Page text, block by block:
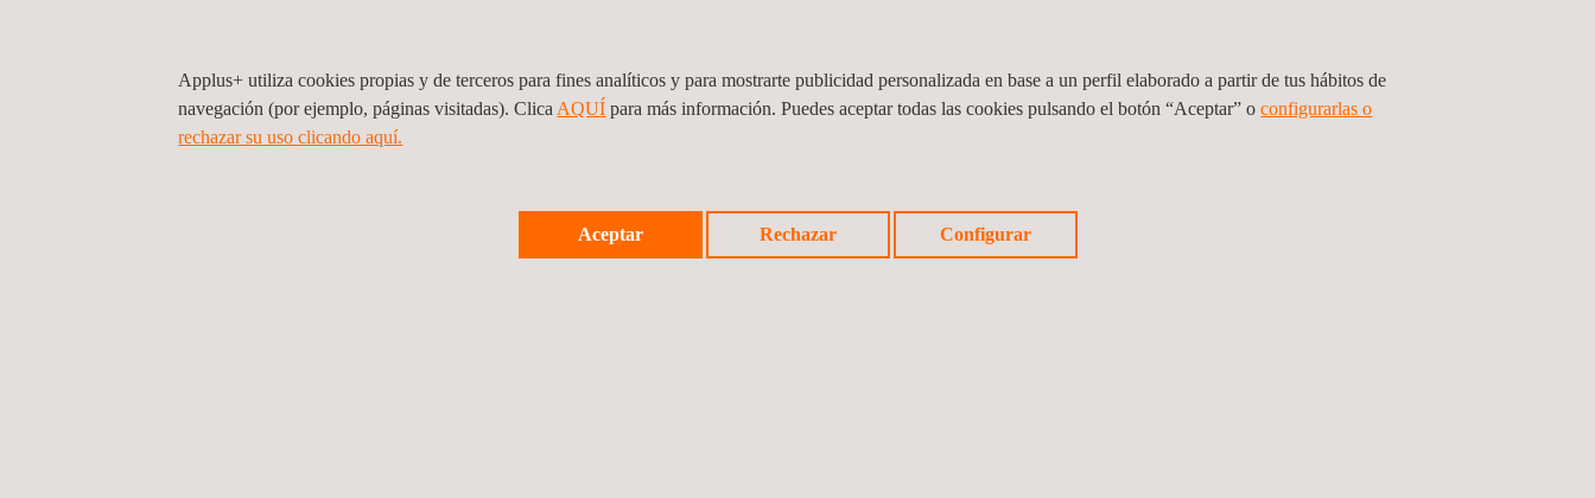
Noticia anterior
Applus+ utiliza cookies propias y de terceros para fines analíticos y para mostrarte publicidad personalizada en base a un perfil elaborado a partir de tus hábitos de
navegación (por ejemplo, páginas visitadas). Clica AQUÍ para más información. Puedes aceptar todas las cookies pulsando el botón “Aceptar” oconfigurarlas o
rechazar su uso clicando aquí.
Aceptar Rechazar Configurar